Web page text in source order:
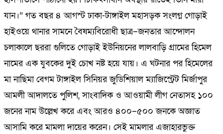
যান।” গত বছর ৪ আগস্ট ঢাকা-টাঙ্গাইল মহাসড়ক সংলগ্ন গোড়াই
হাইওয়ে থানার সামনে বৈষম্যবিরোধী ছাত্র–জনতার আন্দোলন
চলাকালে ছররা গুলিতে গোড়াই ইউনিয়নের লালবাড়ি গ্রামের হিমেল
নামের এক যুবকের দুই চোখ নষ্ট হয়ে যায়। এ ঘটনার পর হিমেলের
মা নাছিমা বেগম টাঙ্গাইল সিনিয়র জুডিশিয়াল ম্যাজিস্ট্রেট মির্জাপুর
আমলী আদালতে পুলিশ, সাংবাদিক ও আওয়ামী লীগ নেতাসহ ১০০
জনের নাম উল্লেখ করে এবং আরও ৪০০–৫০০ জনকে অজ্ঞাত
আসামি করে মামলা দায়ের করেন। সেই মামলার এজাহারভুক্ত